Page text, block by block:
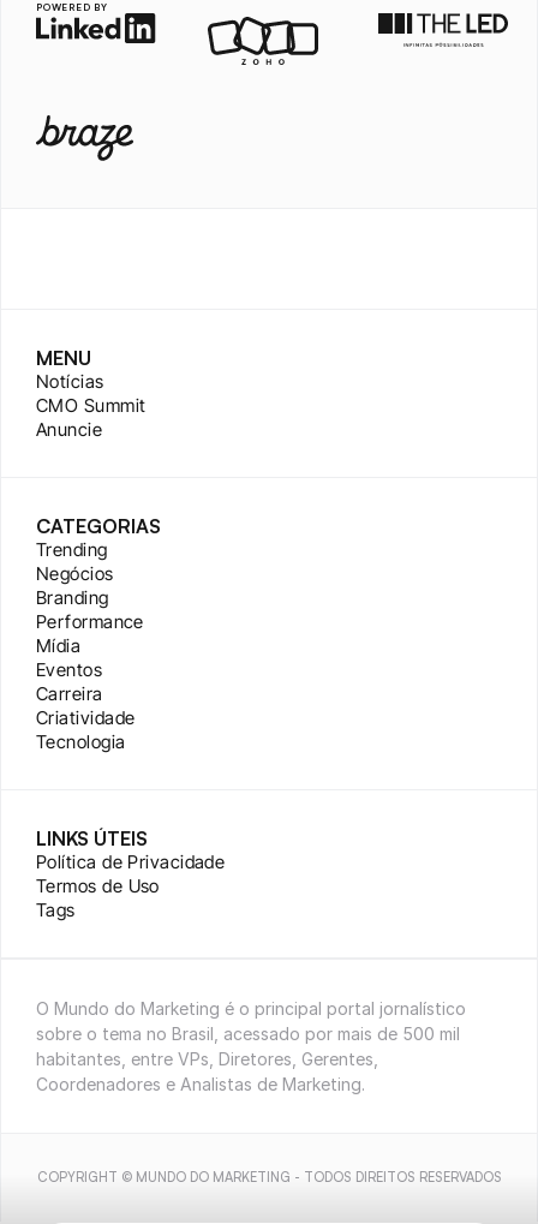
POWERED BY
MENU
Notícias
CMO Summit
Anuncie
CATEGORIAS
Trending
Negócios
Branding
Performance
Mídia
Eventos
Carreira
Criatividade
Tecnologia
LINKS ÚTEIS
Política de Privacidade
Termos de Uso
Tags
O Mundo do Marketing é o principal portal jornalístico
sobre o tema no Brasil, acessado por mais de 500 mil
habitantes, entre VPs, Diretores, Gerentes,
Coordenadores e Analistas de Marketing.
COPYRIGHT © MUNDO DO MARKETING - TODOS DIREITOS RESERVADOS